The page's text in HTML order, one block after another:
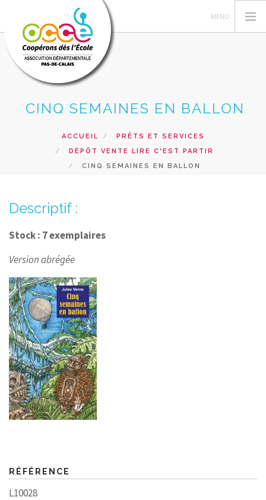
L'OCCE 62
RESSOURCES ET SERVICES
RECHERCHER
CONTACT
CINQ SEMAINES EN BALLON
ACCUEIL
PRÊTS ET SERVICES
DÉPÔT VENTE LIRE C'EST PARTIR
CINQ SEMAINES EN BALLON
Descriptif :
Stock : 7 exemplaires
Version abrégée
RÉFÉRENCE
L10028